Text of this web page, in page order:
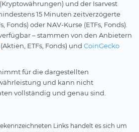
(Kryptowährungen) und der Isarvest
15 Minuten zeitverzögerte
Fonds) oder NAV-Kurse (ETFs, Fonds).
– stammen von den Anbietern
(Aktien, ETFs, Fonds) und CoinGecko
für die dargestellten
und kann nicht
vollständig und genau sind.
Links handelt es sich um